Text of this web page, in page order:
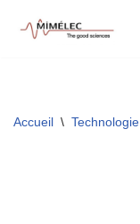
Accueil \ Technologie